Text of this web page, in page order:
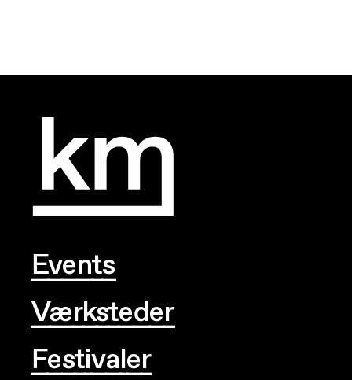
Events
Værksteder
Festivaler